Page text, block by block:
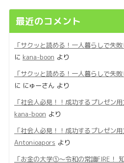
最近のコメント
「サクッと読める！一人暮らしで失
に kana-boon より
「サクッと読める！一人暮らしで失
に にゅーさんより
「社会人必見！！成功するプレゼン
kana-boon より
「社会人必見！！成功するプレゼン
Antonioapors より
「お金の大学①〜令和の常識FIRE！